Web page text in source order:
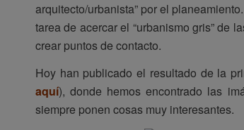
arquitecto/urbanista” por el
tarea de acercar el “urbanismo gris” de
crear puntos de contacto.
Hoy han publicado el resultado de la
aquí), donde hemos encontrado las
siempre ponen cosas muy interesantes.